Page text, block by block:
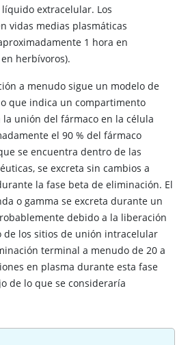
extracelular. Los
vidas medias plasmáticas
1 hora en
herbívoros).
a menudo sigue un modelo de
que indica un compartimento
unión del fármaco en la célula
el 90 % del fármaco
se encuentra dentro de las
se excreta sin cambios a
la fase beta de eliminación. El
o gamma se excreta durante un
debido a la liberación
los sitios de unión intracelular
terminal a menudo de 20 a
en plasma durante esta fase
de lo que se consideraría